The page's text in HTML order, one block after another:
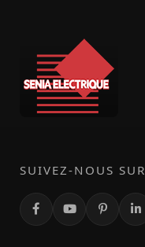
SUIVEZ-NOUS SUR